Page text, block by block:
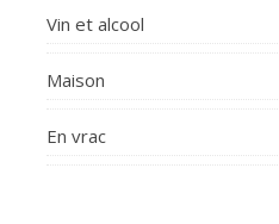
Vin et alcool
Maison
En vrac